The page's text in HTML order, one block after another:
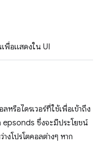
พื่อแสดงใน UI
รือไดรเวอร์ที่ใช้เพื่อเข้าถึง
epsonds ซึ่งจะมีประโยชน์
งโปรโตคอลต่างๆ หาก